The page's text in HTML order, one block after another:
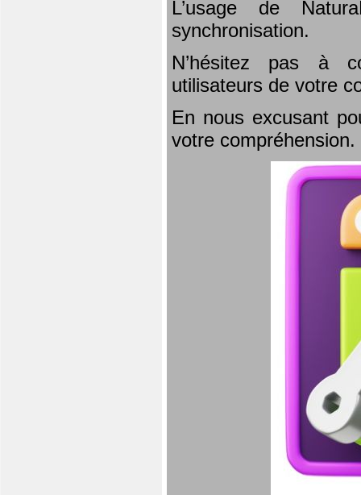
L’usage de
synchronisation.
N’hésitez pas à
utilisateurs de votre
En nous excusant
votre compréhension.